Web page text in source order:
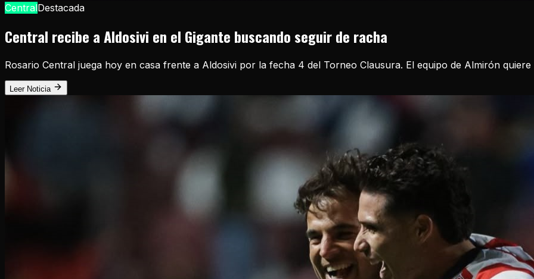
CentralDestacada
Central recibe a Aldosivi en el Gigante buscando seguir de racha
Rosario Central juega hoy en casa frente a Aldosivi por la fecha 4 del Torneo Clausura. El equipo de Almirón
Leer Noticia